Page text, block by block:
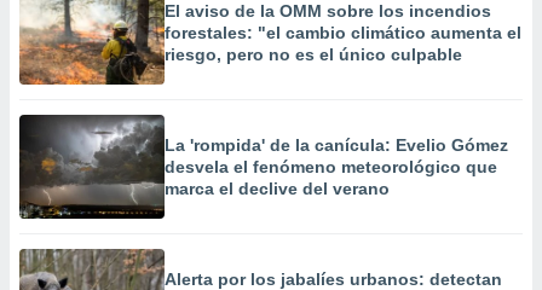
El aviso de la OMM sobre los incendios
forestales: "el cambio climático aumenta el
riesgo, pero no es el único culpable
La 'rompida' de la canícula: Evelio Gómez
desvela el fenómeno meteorológico que
marca el declive del verano
Alerta por los jabalíes urbanos: detectan